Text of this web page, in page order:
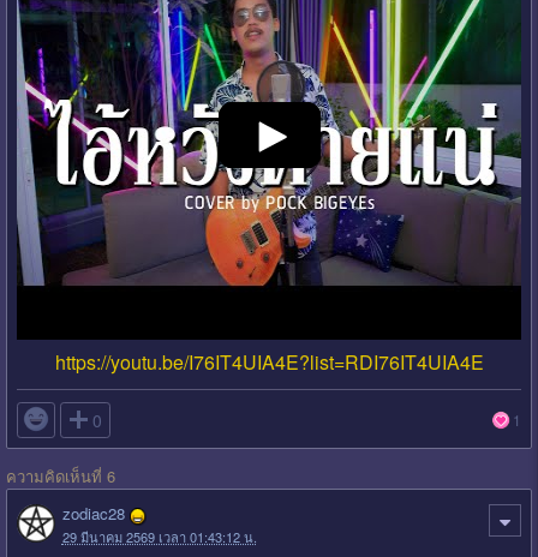
https://youtu.be/I76IT4UIA4E?list=RDI76IT4UIA4E
 0 1
ความคิดเห็นที่ 6
zodiac28
29 มีนาคม 2569 เวลา 01:43:12 น.